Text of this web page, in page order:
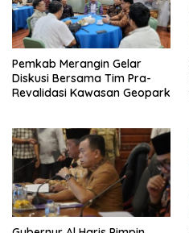
Pemkab Merangin Gelar
Diskusi Bersama Tim Pra-
Revalidasi Kawasan Geopark